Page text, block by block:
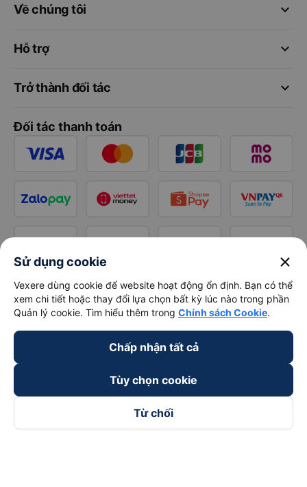
keyboard_arrow_down
Về chúng tôi
keyboard_arrow_down
Hỗ trợ
keyboard_arrow_down
Trở thành đối tác
Đối tác thanh toán
Sử dụng cookie close
Vexere dùng cookie để website hoạt động ổn định. Bạn có thể
xem chi tiết hoặc thay đổi lựa chọn bất kỳ lúc nào trong phần
Quản lý cookie. Tìm hiểu thêm trong Chính sách Cookie.
Chấp nhận tất cả
Tùy chọn cookie
Từ chối